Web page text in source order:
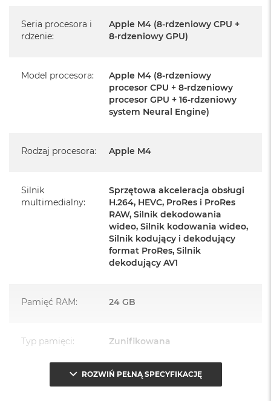
Język polski wybieramy przy pierwszym uruchomieniu
Zawartość zestawu:
Mysz Magic Mouse
Przewód zasilający (2 m)
Przewód USB‑C do ładowania
siedmiu wspaniałych kolorach desktop all‑in‑one będzie
TURBODOPALANY CZIPEM M4– Z czipem Apple M4
Seria procesora i
rdzenie:
Apple M4 (8-rdzeniowy CPU +
8-rdzeniowy GPU)
Model procesora:
Apple M4 (8-rdzeniowy
procesor CPU + 8-rdzeniowy
procesor GPU + 16-rdzeniowy
system Neural Engine)
Rodzaj procesora: Apple M4
Silnik
multimedialny:
Sprzętowa akceleracja obsługi
H.264, HEVC, ProRes i ProRes
RAW, Silnik dekodowania
wideo, Silnik kodowania wideo,
Silnik kodujący i dekodujący
format ProRes, Silnik
dekodujący AV1
Pamięć RAM: 24 GB
Typ pamięci: Zunifikowana
Przepustowość
120 GB/s
ROZWIŃ PEŁNĄ SPECYFIKACJĘ